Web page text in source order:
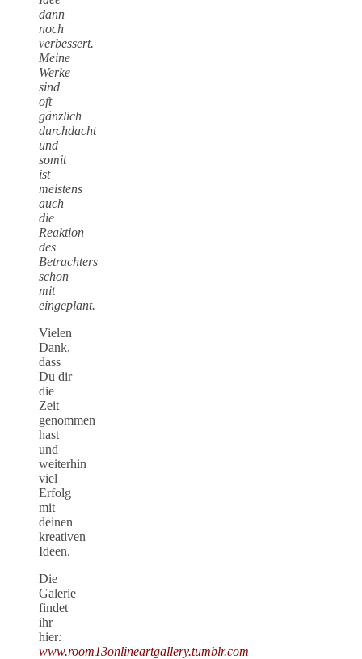
dann
noch
verbessert.
Meine
Werke
sind
oft
gänzlich
durchdacht
und
somit
ist
meistens
auch
die
Reaktion
des
Betrachters
schon
mit
eingeplant.
Vielen
Dank,
dass
Du dir
die
Zeit
genommen
hast
und
weiterhin
viel
Erfolg
mit
deinen
kreativen
Ideen.
Die
Galerie
findet
ihr
hier:
www.room13onlineartgallery.tumblr.com